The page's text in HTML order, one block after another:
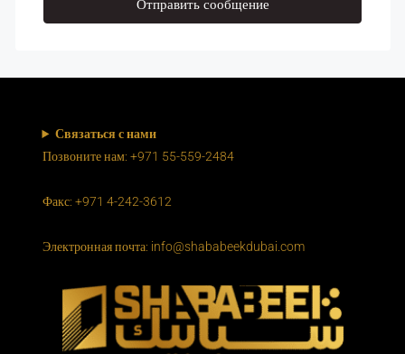
Отправить сообщение
Связаться с нами
Позвоните нам: +971 55-559-2484
Факс: +971 4-242-3612
Электронная почта: info@shababeekdubai.com